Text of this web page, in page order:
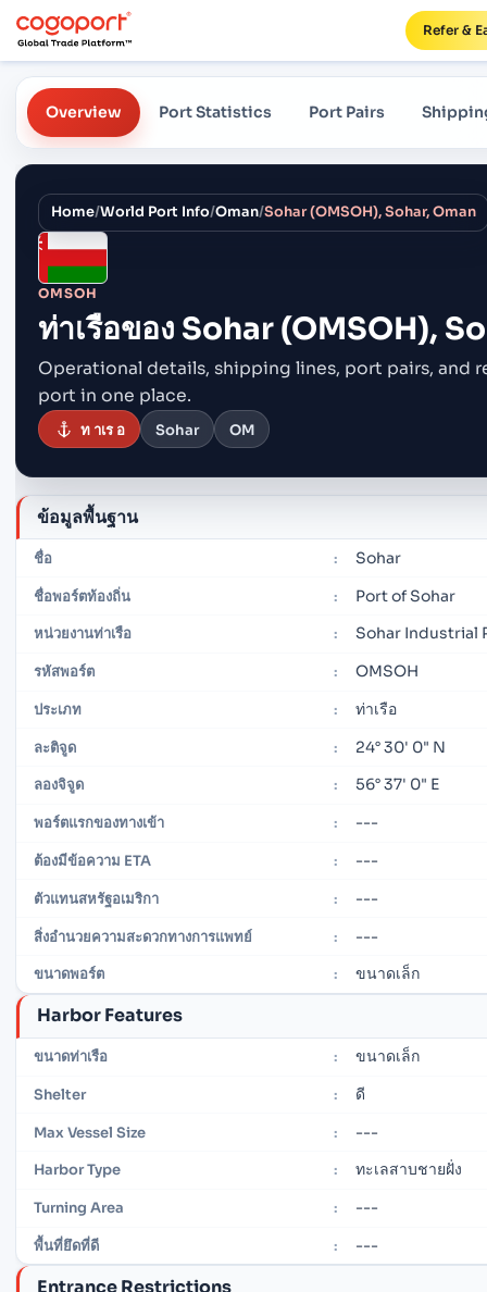
Refer &
Overview Port Statistics Port Pairs
Home/World Port Info/Oman/Sohar (OMSOH), Sohar, Oman
OMSOH
ท่าเรือของ Sohar (OMSOH),
Operational details, shipping lines, port pairs, and
port in one place.
ท าเร อ Sohar OM
ข้อมูลพื้นฐาน
ชื่อ : Sohar
ชื่อพอร์ตท้องถิ่น : Port of Sohar
หน่วยงานท่าเรือ : Sohar Industrial
รหัสพอร์ต : OMSOH
ประเภท : ท่าเรือ
ละติจูด : 24° 30' 0" N
ลองจิจูด : 56° 37' 0" E
พอร์ตแรกของทางเข้า : ---
ต้องมีข้อความ ETA : ---
ตัวแทนสหรัฐอเมริกา : ---
สิ่งอำนวยความสะดวกทางการแพทย์ : ---
ขนาดพอร์ต : ขนาดเล็ก
Harbor Features
ขนาดท่าเรือ : ขนาดเล็ก
Shelter : ดี
Max Vessel Size : ---
Harbor Type : ทะเลสาบชายฝั่ง
Turning Area : ---
พื้นที่ยึดที่ดี : ---
Entrance Restrictions